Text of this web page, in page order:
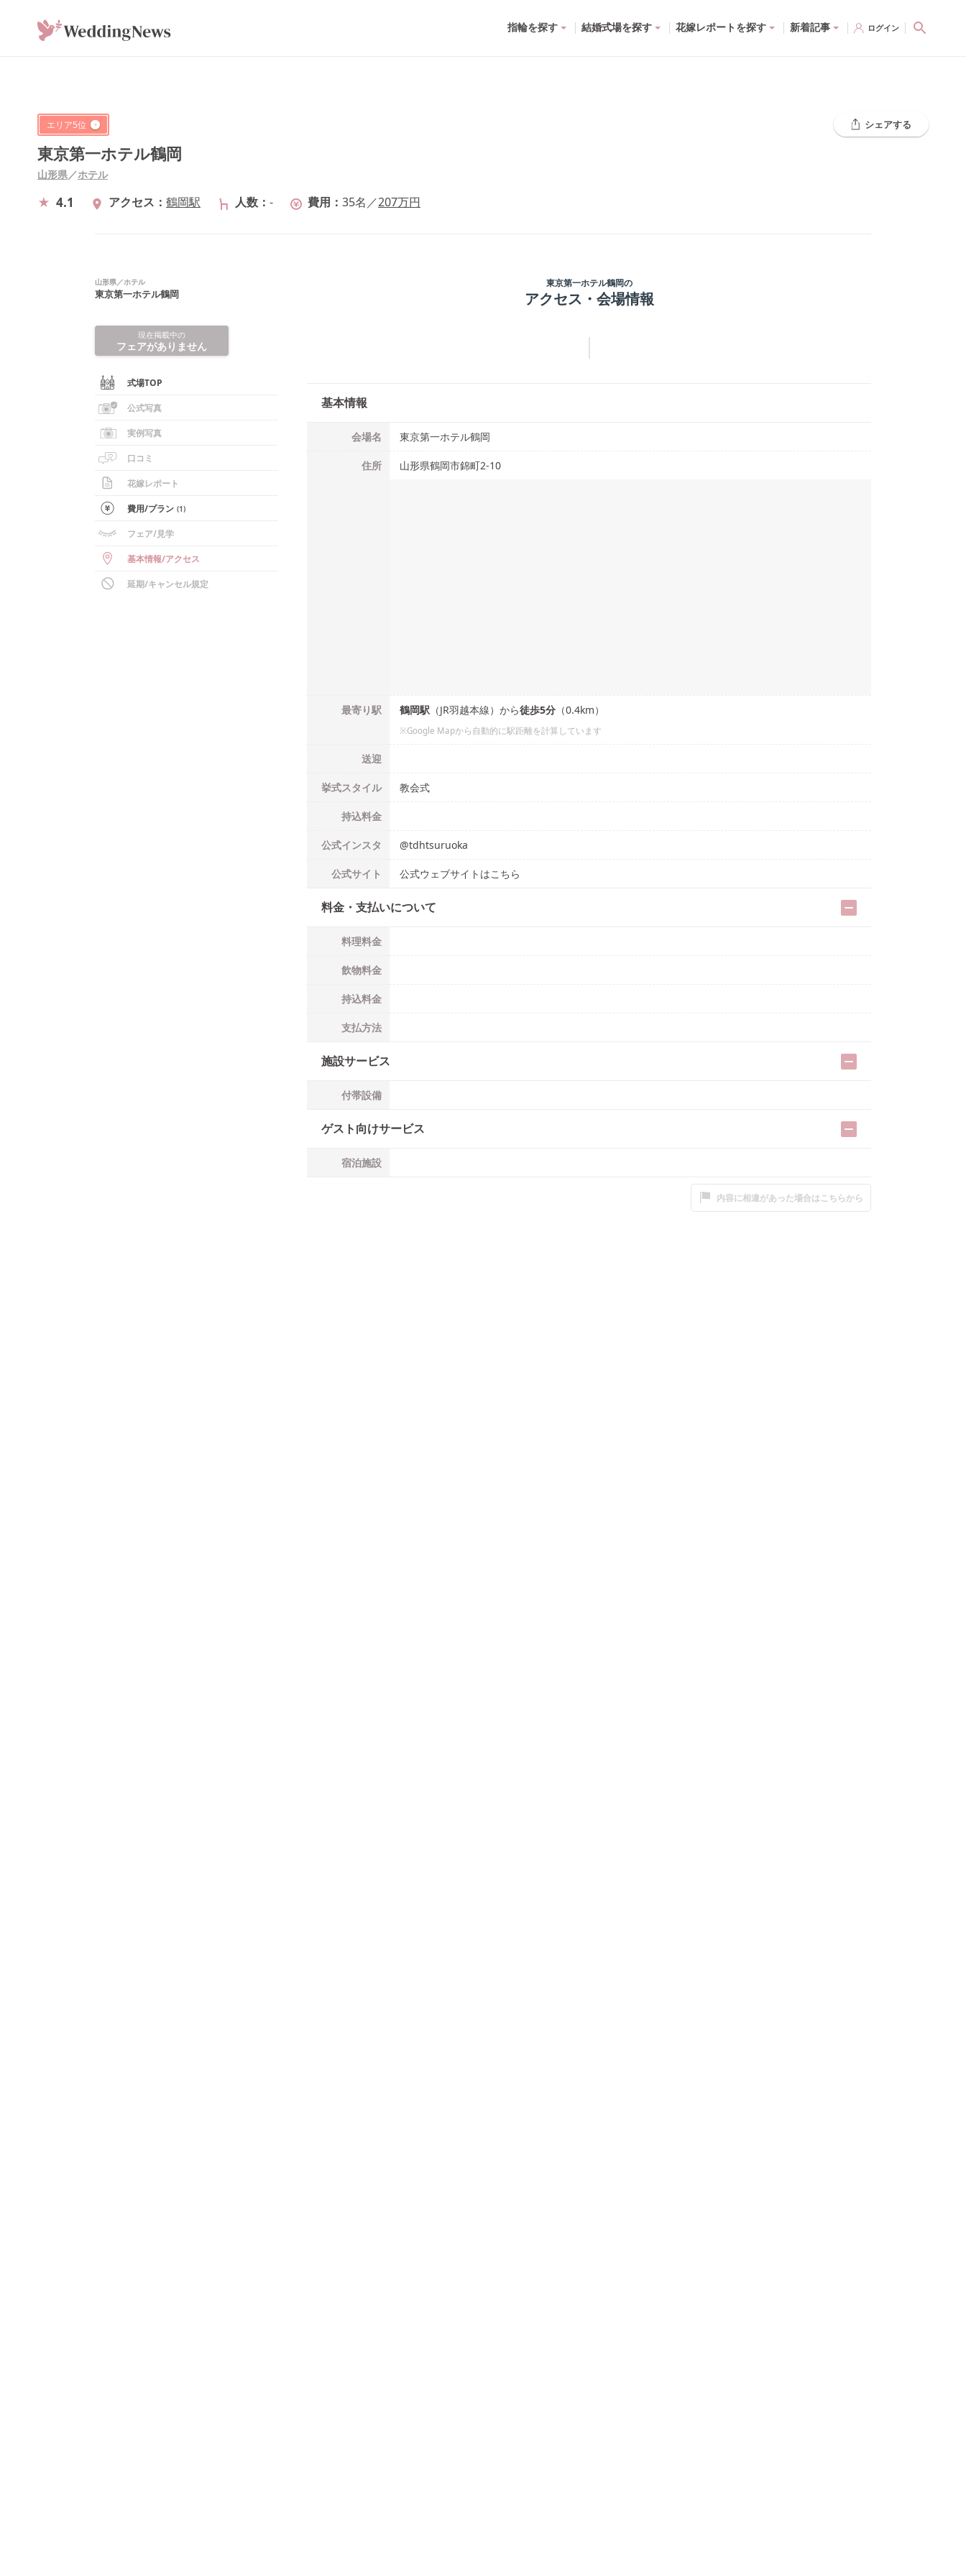
指輪を探す 結婚式場を探す 花嫁レポートを探す 新着記事 ログイン
エリア5位
東京第一ホテル鶴岡
山形県／ホテル
4.1 アクセス 鶴岡駅 人数 - 費用 35名 ／207万円
シェアする
山形県／ホテル
東京第一ホテル鶴岡
現在掲載中の
フェアがありません
式場TOP
公式写真
実例写真
口コミ
花嫁レポート
費用/プラン (1)
フェア/見学
基本情報/アクセス
延期/キャンセル規定
東京第一ホテル鶴岡の
アクセス・会場情報
基本情報
会場名 東京第一ホテル鶴岡
住所 山形県鶴岡市錦町2-10
最寄り駅 鶴岡駅 （JR羽越本線） から徒歩5分 （0.4km）
※Google Mapから自動的に駅距離を計算しています
送迎
挙式スタイル 教会式
持込料金
公式インスタ @tdhtsuruoka
公式サイト 公式ウェブサイトはこちら
料金・支払いについて
料理料金
飲物料金
持込料金
支払方法
施設サービス
付帯設備
ゲスト向けサービス
宿泊施設
内容に相違があった場合はこちらから